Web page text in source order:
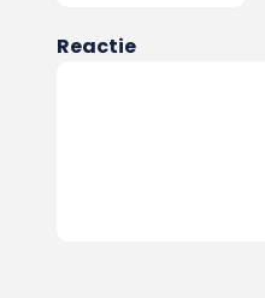
Reactie